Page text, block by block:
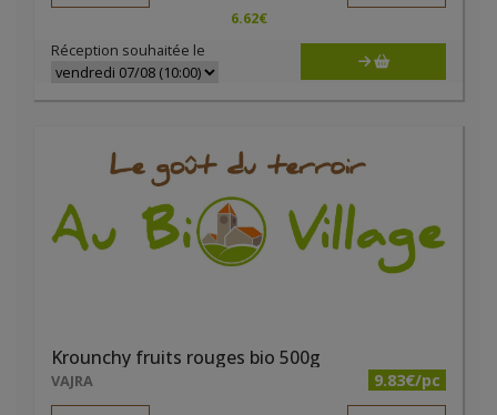
6.62€
Réception souhaitée le
Krounchy fruits rouges bio 500g
VAJRA 9.83€/pc